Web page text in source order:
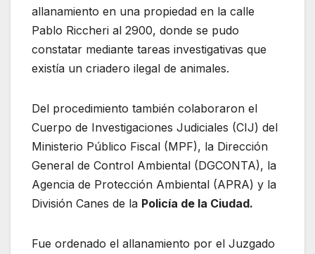
allanamiento en una propiedad en la calle
Pablo Riccheri al 2900, donde se pudo
constatar mediante tareas investigativas que
existía un criadero ilegal de animales.
Del procedimiento también colaboraron el
Cuerpo de Investigaciones Judiciales (CIJ) del
Ministerio Público Fiscal (MPF), la Dirección
General de Control Ambiental (DGCONTA), la
Agencia de Protección Ambiental (APRA) y la
División Canes de la Policía de la Ciudad.
Fue ordenado el allanamiento por el Juzgado